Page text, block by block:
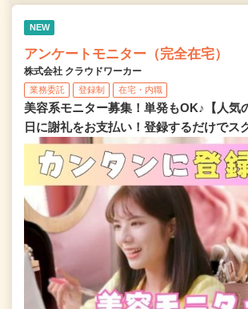
NEW
アンケートモニター（完全在宅）
株式会社 クラウドワーカー
業務委託 登録制 在宅・内職
美容系モニター募集！単発もOK♪【人気
日に謝礼をお支払い！登録するだけでス